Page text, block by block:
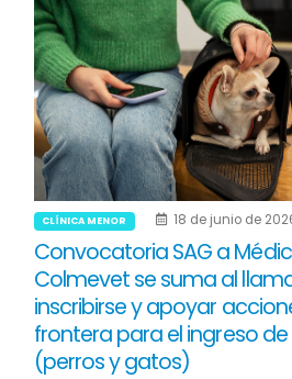
CLÍNICA MENOR 18 de junio de
Convocatoria SAG a
Colmevet se suma al
inscribirse y apoyar
frontera para el ingreso
(perros y gatos)